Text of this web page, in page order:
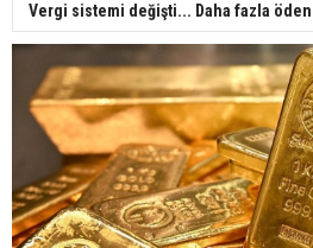
Vergi sistemi değişti... Daha fazla